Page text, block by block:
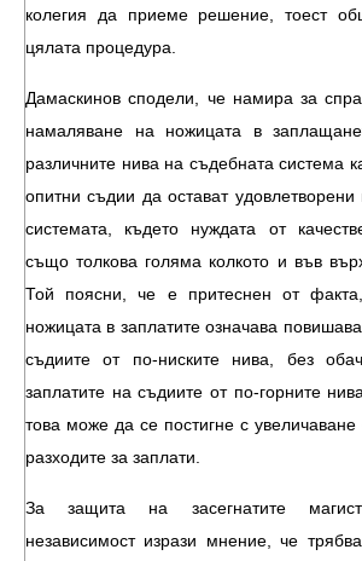
колегия да приеме решение, тоест
цялата процедура.
Дамаскинов сподели, че намира за
намаляване на ножицата в
различните нива на съдебната система
опитни съдии да остават
системата, където нуждата от
също толкова голяма колкото и във
Той поясни, че е притеснен от
ножицата в заплатите означава
съдиите от по-ниските нива, без
заплатите на съдиите от по-горните
това може да се постигне с
разходите за заплати.
За защита на засегнатите
независимост изрази мнение, че